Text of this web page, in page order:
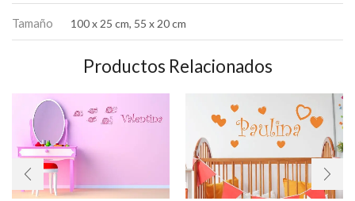
Tamaño 100 x 25 cm, 55 x 20 cm
Productos Relacionados